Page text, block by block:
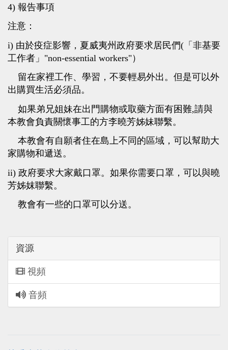
4) 報告事項
注意：
i) 由於疫症影響，夏威夷州政府要求居民們(「非基要
工作者」"non-essential workers"）
留在家裡工作、學習，不要輕易外出。但是可以外
出購買生活必須品。
如果弟兄姐妹在出門購物或取藥方面有困難,請與
本教會負責關懷事工的方李曉芳姊妹聯繫。
本教會有自願者住在島上不同的區域，可以幫助大
家購物和遞送。
ii) 政府要求大家戴口罩。如果你需要口罩，可以與曉
芳姊妺聯繫。
教會有一些的口罩可以分送。
資源
視頻
音頻